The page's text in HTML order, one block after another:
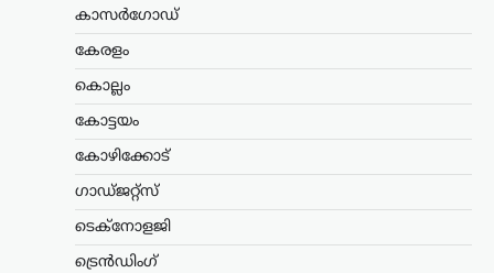
കാസർഗോഡ്
കേരളം
കൊല്ലം
കോട്ടയം
കോഴിക്കോട്
ഗാഡ്ജറ്റ്സ്
ടെക്നോളജി
ട്രെൻഡിംഗ്
ബ്യൂറോ. ഭക്ഷ്യവിളകൾ ഇന്ധന
ഉൽപ്പാദനത്തിനായി വ്യാപകമായി
ഭക്ഷ്യസുരക്ഷയെ ബാധിക്കുമെന്നാണ്
കേരളം,തിരുവനന്തപുരം,വാർത്തകൾ
അടിയന്തര
സാഹചര്യത്തിൽ
വെടിവെക്കാൻ നിർദേശം;
അർജുൻ